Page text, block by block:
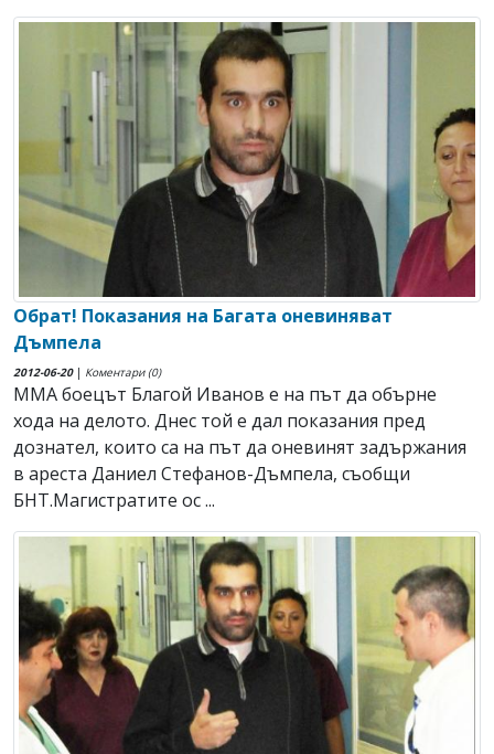
Обрат! Показания на Багата оневиняват
Дъмпела
2012-06-20| Коментари (0)
ММА боецът Благой Иванов е на път да обърне
хода на делото. Днес той е дал показания пред
дознател, които са на път да оневинят задържания
в ареста Даниел Стефанов-Дъмпела, съобщи
БНТ.Магистратите ос ...